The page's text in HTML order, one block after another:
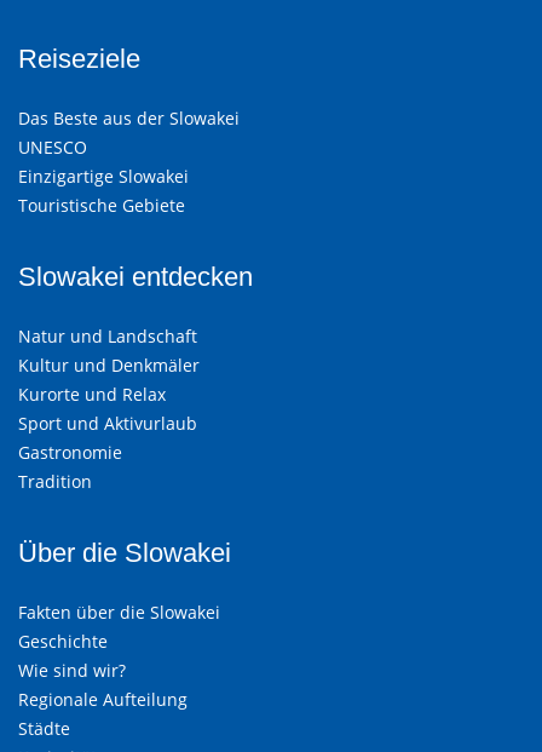
Reiseziele
Das Beste aus der Slowakei
UNESCO
Einzigartige Slowakei
Touristische Gebiete
Slowakei entdecken
Natur und Landschaft
Kultur und Denkmäler
Kurorte und Relax
Sport und Aktivurlaub
Gastronomie
Tradition
Über die Slowakei
Fakten über die Slowakei
Geschichte
Wie sind wir?
Regionale Aufteilung
Städte